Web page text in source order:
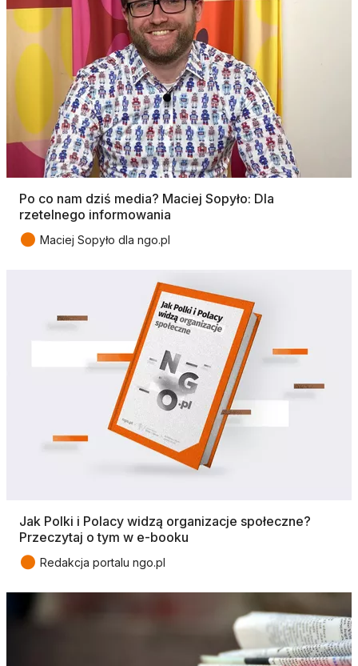
Po co nam dziś media? Maciej Sopyło: Dla
rzetelnego informowania
● Maciej Sopyło dla ngo.pl
Jak Polki i Polacy widzą organizacje społeczne?
Przeczytaj o tym w e-booku
● Redakcja portalu ngo.pl